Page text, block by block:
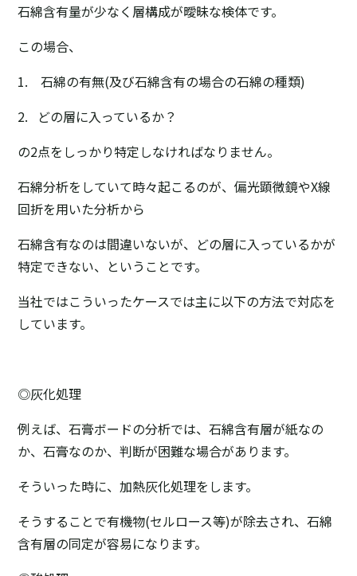
石綿含有量が少なく層構成が曖昧な検体です。
この場合、
1. 石綿の有無(及び石綿含有の場合の石綿の種類)
2. どの層に入っているか？
の2点をしっかり特定しなければなりません。
石綿分析をしていて時々起こるのが、偏光顕微鏡やX線
回折を用いた分析から
石綿含有なのは間違いないが、どの層に入っているかが
特定できない、ということです。
当社ではこういったケースでは主に以下の方法で対応を
しています。
◎灰化処理
例えば、石膏ボードの分析では、石綿含有層が紙なの
か、石膏なのか、判断が困難な場合があります。
そういった時に、加熱灰化処理をします。
そうすることで有機物(セルロース等)が除去され、石綿
含有層の同定が容易になります。